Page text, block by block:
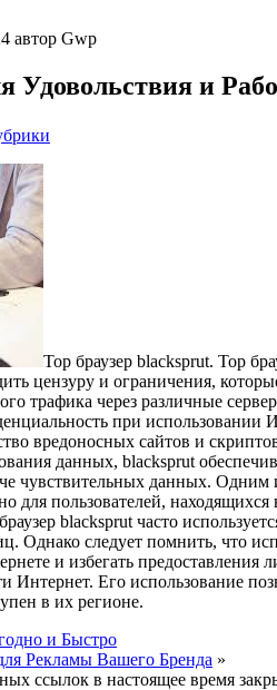
автор Gwp
Удовольствия и
Тор браузер blacksprut. Тор
цензуру и ограничения,
трафика через различные
при использовании
вредоносных сайтов и
данных, blacksprut
чувствительных данных. Одним
для пользователей,
blacksprut часто
Однако следует помнить, что
и избегать
Интернет. Его использование
в их регионе.
и Быстро
Рекламы Вашего Бренда »
ссылок в настоящее время